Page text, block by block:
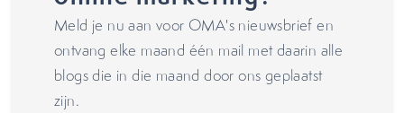
Meld je nu aan voor OMA's nieuwsbrief en
ontvang elke maand één mail met daarin alle
blogs die in die maand door ons geplaatst
zijn.